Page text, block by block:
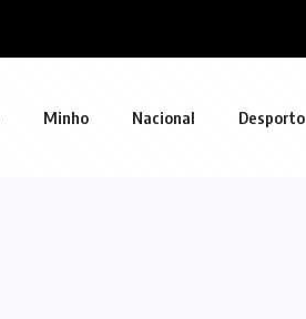
Minho Nacional Desporto